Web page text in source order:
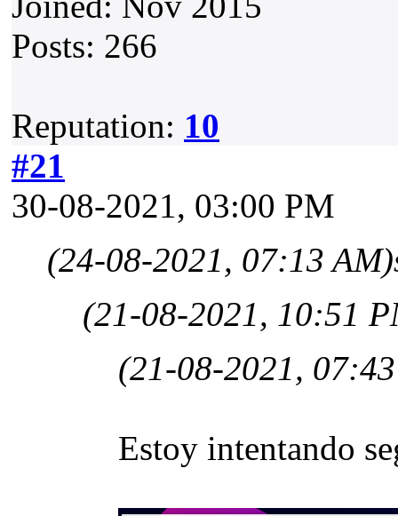
Posts: 266
Reputation: 10
#21
30-08-2021, 03:00 PM
(24-08-2021, 07:13 AM)
(21-08-2021, 10:51
(21-08-2021,
Estoy intentando